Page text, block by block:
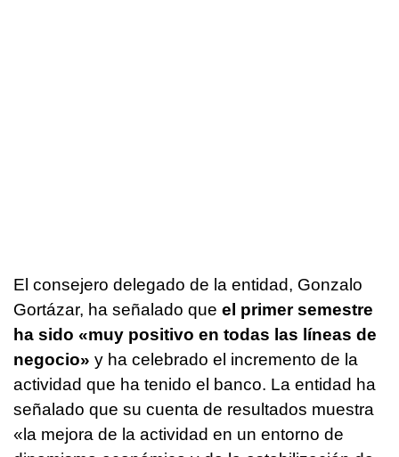
El consejero delegado de la entidad, Gonzalo
Gortázar, ha señalado que el primer semestre
ha sido «muy positivo en todas las líneas de
negocio» y ha celebrado el incremento de la
actividad que ha tenido el banco. La entidad ha
señalado que su cuenta de resultados muestra
«la mejora de la actividad en un entorno de